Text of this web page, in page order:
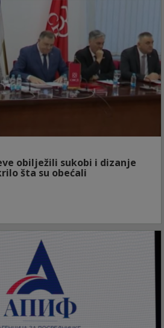
obilježili sukobi i dizanje
šta su obećali